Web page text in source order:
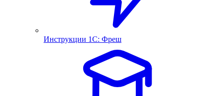
Инструкции 1С: Фреш